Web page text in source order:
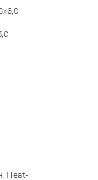
Heat-